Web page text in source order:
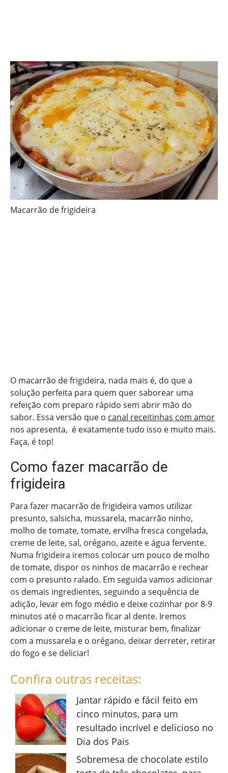
Macarrão de frigideira
O macarrão de frigideira, nada mais é, do que a
solução perfeita para quem quer saborear uma
refeição com preparo rápido sem abrir mão do
sabor. Essa versão que o canal receitinhas com amor
nos apresenta, é exatamente tudo isso e muito mais.
Faça, é top!
Como fazer macarrão de
frigideira
Para fazer macarrão de frigideira vamos utilizar
presunto, salsicha, mussarela, macarrão ninho,
molho de tomate, tomate, ervilha fresca congelada,
creme de leite, sal, orégano, azeite e água fervente.
Numa frigideira iremos colocar um pouco de molho
de tomate, dispor os ninhos de macarrão e rechear
com o presunto ralado. Em seguida vamos adicionar
os demais ingredientes, seguindo a sequência de
adição, levar em fogo médio e deixe cozinhar por 8-9
minutos até o macarrão ficar al dente. Iremos
adicionar o creme de leite, misturar bem, finalizar
com a mussarela e o orégano, deixar derreter, retirar
do fogo e se deliciar!
Confira outras receitas:
Jantar rápido e fácil feito em
cinco minutos, para um
resultado incrível e delicioso no
Dia dos Pais
Sobremesa de chocolate estilo